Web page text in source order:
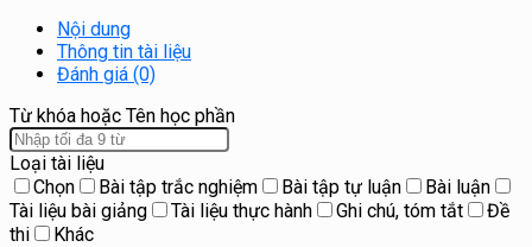
Nội dung
Thông tin tài liệu
Đánh giá (0)
Từ khóa hoặc Tên học phần
Loại tài liệu
Chọn
Bài tập trắc nghiệm Bài tập tự luận
Bài luận
Tài liệu bài giảng
Tài liệu thực hành Ghi chú, tóm tắt
Đề
thi
Khác